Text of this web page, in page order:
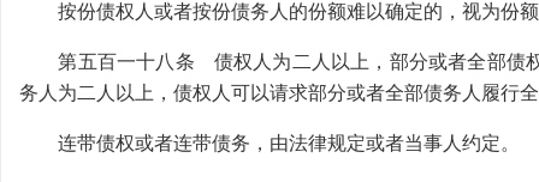
按份债权人或者按份债务人的份额难以确定的，视为份
第五百一十八条 债权人为二人以上，部分或者全部债权
务人为二人以上，债权人可以请求部分或者全部债务人履行
连带债权或者连带债务，由法律规定或者当事人约定。